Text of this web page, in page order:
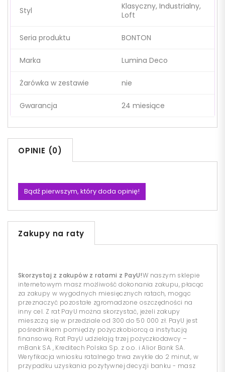
Styl
Klasyczny, Industrialny,
Loft
Seria produktu BONTON
Marka Lumina Deco
Żarówka w zestawie nie
Gwarancja 24 miesiące
OPINIE (0)
Bądź pierwszym, który doda opinię!
Zakupy na raty
Skorzystaj z zakupów z ratami z PayU!W naszym sklepie
internetowym masz możliwość dokonania zakupu, płacąc
za zakupy w wygodnych miesięcznych ratach, mogąc
przeznaczyć pozostałe zgromadzone oszczędności na
inny cel. Z rat PayU można skorzystać, jeżeli zakupy
mieszczą się w przedziale od 300 do 50 000 zł. PayU jest
pośrednikiem pomiędzy pożyczkobiorcą a instytucją
finansową. Rat PayU udzielają trzej pożyczkodawcy –
mBank SA , Kreditech Polska Sp. z o.o. i Alior Bank SA.
Weryfikacja wniosku ratalnego trwa zwykle do 2 minut, w
przypadku uzyskania pozytywnej decyzji banku - masz